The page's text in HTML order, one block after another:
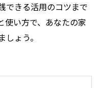
できる活用のコツまで
使い方で、あなたの家
ょう。